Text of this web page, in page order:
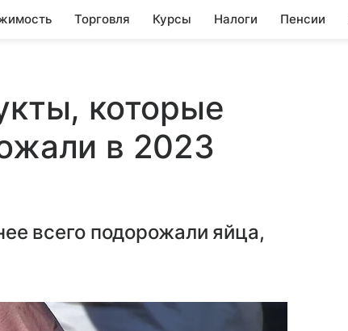
Торговля Курсы Налоги Пенсии
которые
в 2023
всего подорожали яйца,